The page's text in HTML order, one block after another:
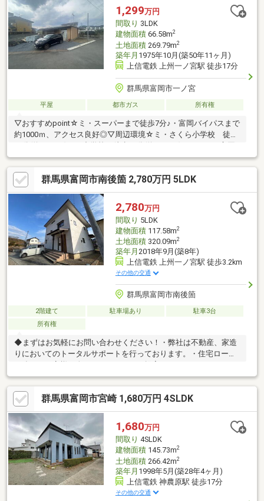
みが、整っています♪／住んでからのお家トラブル、緊急対応も承
っております♪お家のこと、すべて木ノ葉プランニングにお任せく
ださい＾＾
1,299万円
間取り 3LDK
建物面積66.58m2
土地面積269.79m2
築年月 1975年10月(築50年11ヶ月)
上信電鉄 上州一ノ宮駅 徒歩17分
群馬県富岡市一ノ宮
平屋 都市ガス 所有権
▽おすすめpoint☆ミ・スーパーまで徒歩7分♪・富岡バイパスまで
約1000ｍ、アクセス良好◎▽周辺環境☆ミ・さくら小学校 徒歩
店 徒歩7分(約500ｍ)・セブンイレブン富岡一ノ宮店 徒歩15分
(約1200ｍ)□■住宅ローン無料相談■□・年収が低い、勤続年数が短
い方・車、カード類等のローンがある方・過去に支払いの遅れが
あった方・シングルマザー、外国籍の方 等々住宅ローン詳しい
経験豊富なスタッフが、お客様にピッタリなご提案をさせていた
だきます！
群馬県富岡市南後箇 2,780万円 5LDK
2,780万円
間取り 5LDK
建物面積117.58m2
土地面積320.09m2
築年月 2018年9月(築8年)
上信電鉄 上州一ノ宮駅 徒歩3.2km
その他の交通
群馬県富岡市南後箇
2階建て 駐車場あり
駐車3台
所有権
◆まずはお気軽にお問い合わせください！・弊社は不動産、家造
りにおいてのトータルサポートを行っております。・住宅ローン
す。・スタッフ一同、誠心誠意ご対応させていただきます！◆経
験知識が豊富なスタッフが在籍！迅速な対応を心掛けておりま
す。・お問合せを受けてから即日ご対応をさせていただきま
す。・その他物件情報も多数ございます！お気軽にお問い合わせ
ください。
群馬県富岡市宮崎 1,680万円 4SLDK
1,680万円
間取り 4SLDK
建物面積145.73m2
土地面積266.42m2
築年月 1998年5月(築28年4ヶ月)
上信電鉄 神農原駅 徒歩17分
その他の交通